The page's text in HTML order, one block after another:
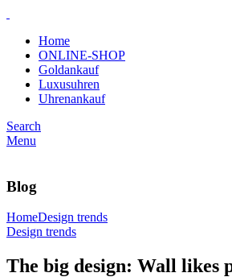
Home
ONLINE-SHOP
Goldankauf
Luxusuhren
Uhrenankauf
Search
Menu
Blog
HomeDesign trends
Design trends
The big design: Wall likes